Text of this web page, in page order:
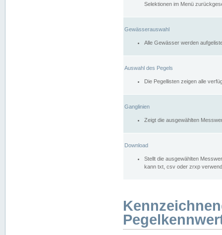
Selektionen im Menü
Gewässerauswahl
Alle Gewässer werden
Auswahl des Pegels
Die Pegellisten zeigen alle
Ganglinien
Zeigt die ausgewählten
Download
Stellt die ausgewählten
kann txt, csv oder zrxp